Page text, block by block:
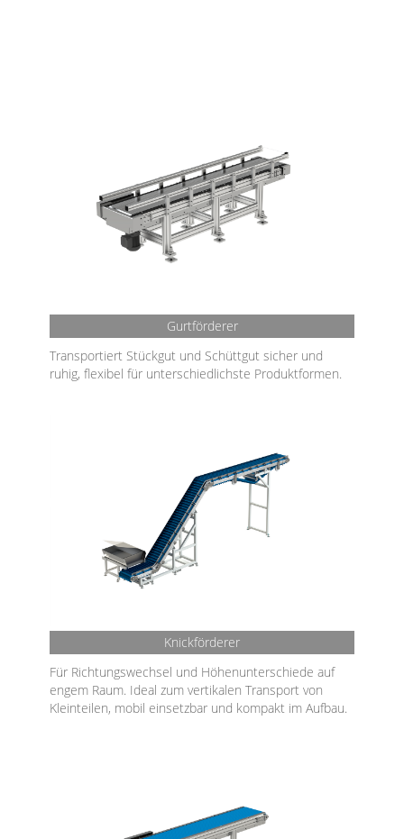
Gurtförderer
Transportiert Stückgut und Schüttgut sicher und
ruhig, flexibel für unterschiedlichste Produktformen.
Knickförderer
Für Richtungswechsel und Höhenunterschiede auf
engem Raum. Ideal zum vertikalen Transport von
Kleinteilen, mobil einsetzbar und kompakt im Aufbau.